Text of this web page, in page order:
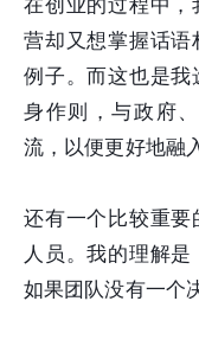
营却又想掌握话
例子。而这也是我
身作则，与政府
流，以便更好地融
还有一个比较重
人员。我的理解
如果团队没有一个